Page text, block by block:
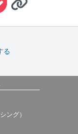
る
ング）